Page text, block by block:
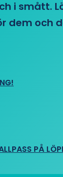
i smått.
dem och
PÅ